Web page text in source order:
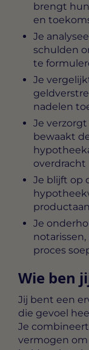
brengt
en
Je
schulden
te
Je
nadelen
Je
bewaakt
overdracht
Je blijft op
Je
proces
Wie ben
Jij bent een
die gevoel
Je
vermogen